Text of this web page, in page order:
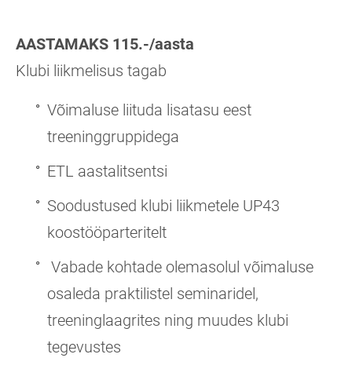
AASTAMAKS 115.-/aasta
Klubi liikmelisus tagab
Võimaluse liituda lisatasu eest
treeninggruppidega
ETL aastalitsentsi
Soodustused klubi liikmetele UP43
koostööparteritelt
Vabade kohtade olemasolul võimaluse
osaleda praktilistel seminaridel,
treeninglaagrites ning muudes klubi
tegevustes